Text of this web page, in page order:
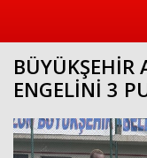
BÜYÜKŞEHİR
ENGELİNİ 3